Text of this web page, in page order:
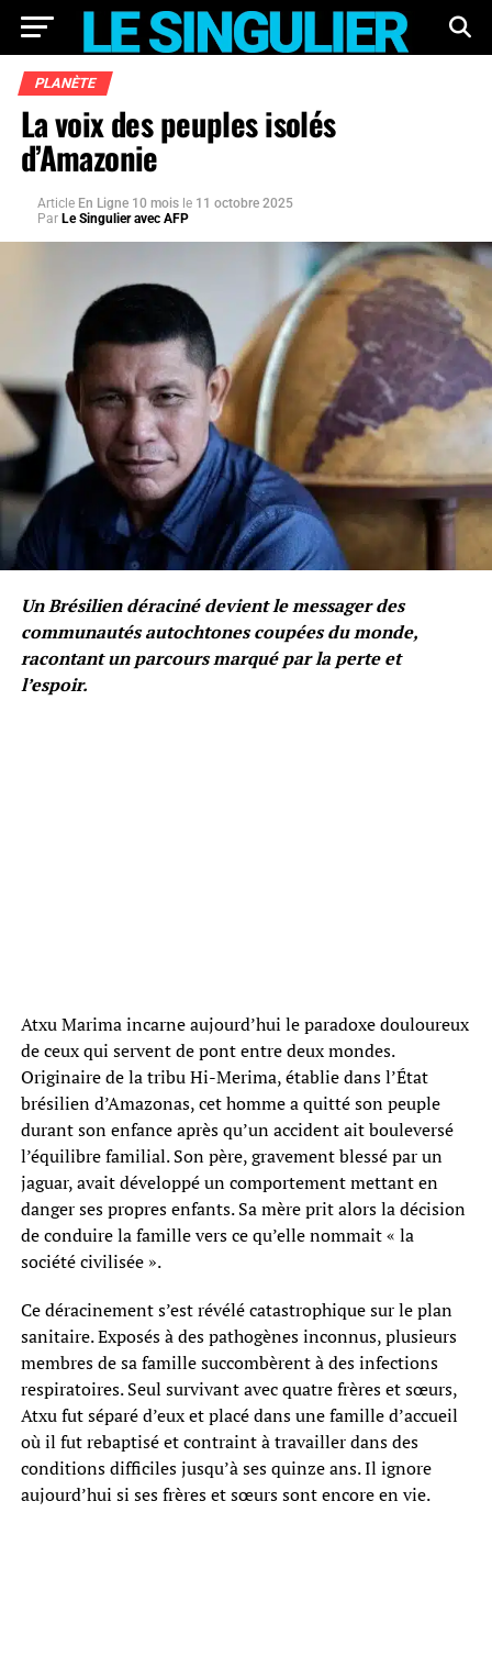
PLANÈTE
La voix des peuples isolés
d’Amazonie
Article En Ligne 10 mois le 11 octobre 2025
Par Le Singulier avec AFP
Un Brésilien déraciné devient le messager des
communautés autochtones coupées du monde,
racontant un parcours marqué par la perte et
l’espoir.
Atxu Marima incarne aujourd’hui le paradoxe douloureux
de ceux qui servent de pont entre deux mondes.
Originaire de la tribu Hi-Merima, établie dans l’État
brésilien d’Amazonas, cet homme a quitté son peuple
durant son enfance après qu’un accident ait bouleversé
l’équilibre familial. Son père, gravement blessé par un
jaguar, avait développé un comportement mettant en
danger ses propres enfants. Sa mère prit alors la décision
de conduire la famille vers ce qu’elle nommait « la
société civilisée ».
Ce déracinement s’est révélé catastrophique sur le plan
sanitaire. Exposés à des pathogènes inconnus, plusieurs
membres de sa famille succombèrent à des infections
respiratoires. Seul survivant avec quatre frères et sœurs,
Atxu fut séparé d’eux et placé dans une famille d’accueil
où il fut rebaptisé et contraint à travailler dans des
conditions difficiles jusqu’à ses quinze ans. Il ignore
aujourd’hui si ses frères et sœurs sont encore en vie.